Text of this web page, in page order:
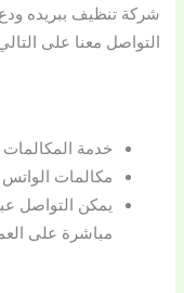
شركة تنظيف ببريده ودع
التواصل معنا على
خدمة المكالمات
مكالمات
مباشرة على